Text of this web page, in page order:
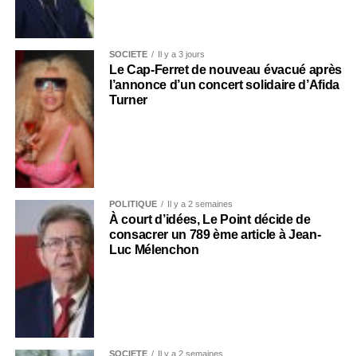
SOCIÉTÉ Il y a 3 jours
Le Cap-Ferret de nouveau évacué après
l’annonce d’un concert solidaire d’Afida
Turner
POLITIQUE Il y a 2 semaines
À court d’idées, Le Point décide de
consacrer un 789 ème article à Jean-
Luc Mélenchon
SOCIÉTÉ Il y a 2 semaines